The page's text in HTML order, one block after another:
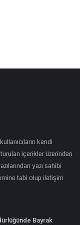
kendi
içerikler üzerinden
yazı sahibi
tabi olup iletişim
Bayrak